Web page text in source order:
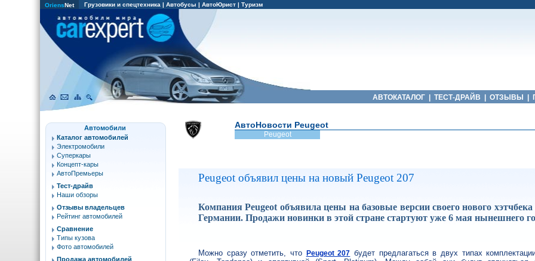
OriensNet Грузовики и спецтехника | Автобусы | АвтоЮрист | Туризм
АВТОКАТАЛОГ ТЕСТ-ДРАЙВ ОТЗЫВЫ
АвтоНовости Peugeot
Peugeot
Peugeot объявил цены на новый Peugeot 207
Компания Peugeot объявила цены на базовые версии своего нового хэтчбека
Германии. Продажи новинки в этой стране стартуют уже 6 мая нынешнего
Можно сразу отметить, что Peugeot 207 будет предлагаться в двух типах
Автомобили
Каталог автомобилей
Электромобили
Суперкары
Концепт-кары
АвтоПремьеры
Тест-драйв
Наши обзоры
Отзывы владельцев
Рейтинг автомобилей
Сравнение
Типы кузова
Фото автомобилей
Продажа автомобилей